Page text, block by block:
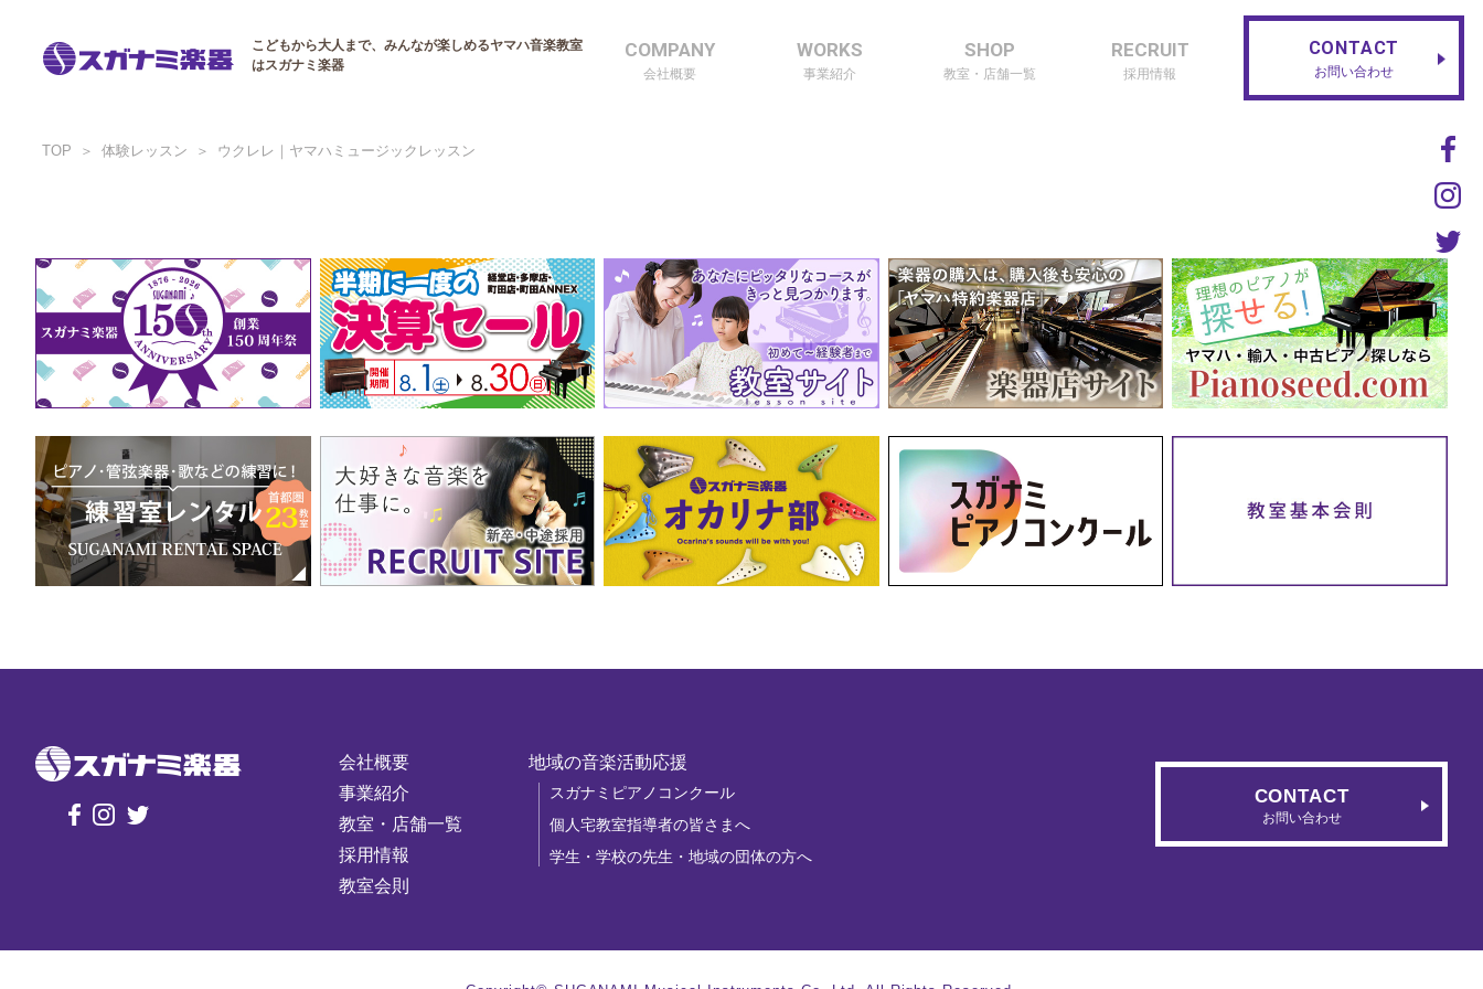
こどもから大人まで、みんなが楽しめるヤマハ音楽教室
はスガナミ楽器
COMPANY
会社概要
WORKS
事業紹介
SHOP
教室・店舗一覧
RECRUIT
採用情報
CONTACT
お問い合わせ
TOP 体験レッスン ウクレレ｜ヤマハミュージックレッスン
会社概要
事業紹介
教室・店舗一覧
採用情報
教室会則
地域の音楽活動応援
スガナミピアノコンクール
個人宅教室指導者の皆さまへ
学生・学校の先生・地域の団体の方へ
CONTACT
お問い合わせ